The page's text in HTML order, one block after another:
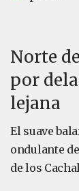
Norte
por
lejana
El suave
ondulante
de los